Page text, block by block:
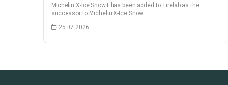
Michelin X-Ice Snow+ has been added to Tirelab as the
successor to Michelin X-Ice Snow…
25.07.2026